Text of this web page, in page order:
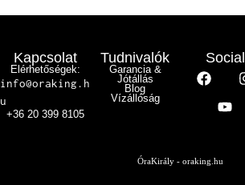
Kapcsolat
Elérhetőségek:
info@oraking.h
u
+36 20 399 8105
Tudnivalók
Garancia &
Jótállás
Blog
Vízállóság
Social
ÓraKirály - oraking.hu